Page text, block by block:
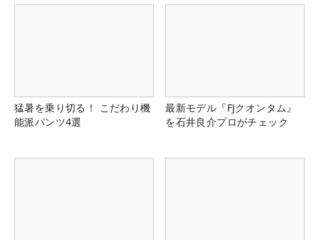
猛暑を乗り切る！ こだわり機
能派パンツ4選
最新モデル『FJクオンタム』
を石井良介プロがチェック